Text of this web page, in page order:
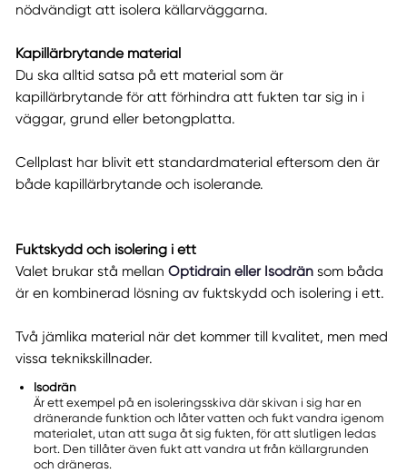
nödvändigt att isolera källarväggarna.
Kapillärbrytande material
Du ska alltid satsa på ett material som är
kapillärbrytande för att förhindra att fukten tar sig in i
väggar, grund eller betongplatta.
Cellplast har blivit ett standardmaterial eftersom den är
både kapillärbrytande och isolerande.
Fuktskydd och isolering i ett
Valet brukar stå mellan Optidrain eller Isodränsom båda
är en kombinerad lösning av fuktskydd och isolering i ett.
Två jämlika material när det kommer till kvalitet, men med
vissa teknikskillnader.
Isodrän
Är ett exempel på en isoleringsskiva där skivan i sig har en
dränerande funktion och låter vatten och fukt vandra igenom
materialet, utan att suga åt sig fukten, för att slutligen ledas
bort. Den tillåter även fukt att vandra ut från källargrunden
och dräneras.